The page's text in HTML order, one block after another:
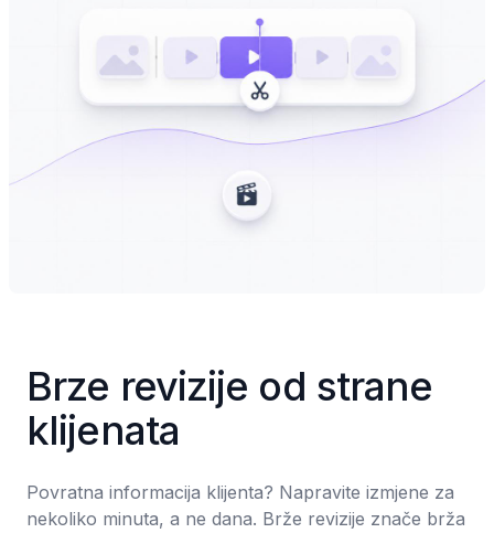
Brze revizije od strane
klijenata
Povratna informacija klijenta? Napravite izmjene za
nekoliko minuta, a ne dana. Brže revizije znače brža